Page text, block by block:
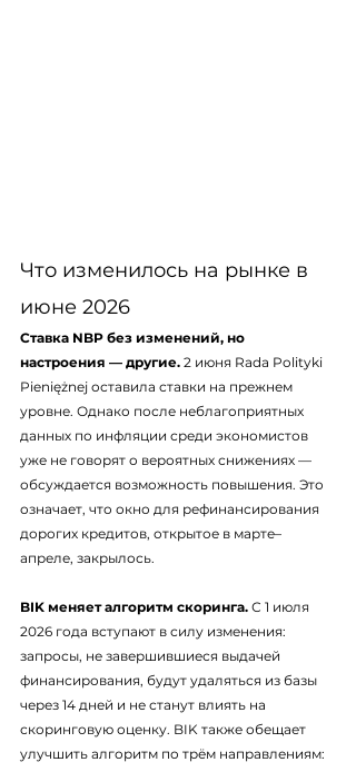
Что изменилось на рынке в
июне 2026
Ставка NBP без изменений, но
настроения — другие. 2 июня Rada Polityki
Pieniężnej оставила ставки на прежнем
уровне. Однако после неблагоприятных
данных по инфляции среди экономистов
уже не говорят о вероятных снижениях —
обсуждается возможность повышения. Это
означает, что окно для рефинансирования
дорогих кредитов, открытое в марте–
апреле, закрылось.
BIK меняет алгоритм скоринга. С 1 июля
2026 года вступают в силу изменения:
запросы, не завершившиеся выдачей
финансирования, будут удаляться из базы
через 14 дней и не станут влиять на
скоринговую оценку. BIK также обещает
улучшить алгоритм по трём направлениям: